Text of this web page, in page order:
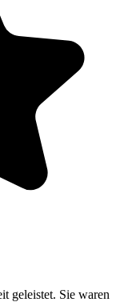
geleistet. Sie waren